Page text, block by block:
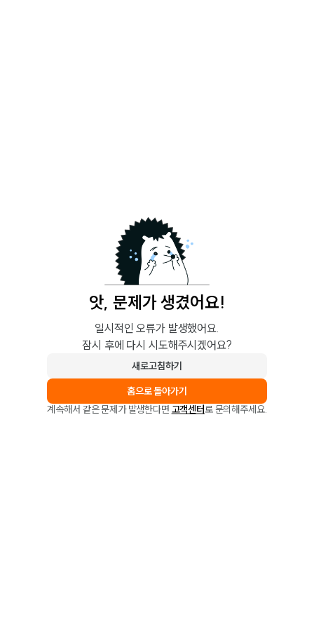
앗, 문제가 생겼어요!
일시적인 오류가 발생했어요.
잠시 후에 다시 시도해주시겠어요?
새로고침하기
홈으로 돌아가기
계속해서 같은 문제가 발생한다면 고객센터로 문의해주세요.